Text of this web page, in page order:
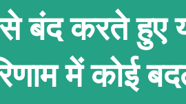
बंद करते हुए
में कोई